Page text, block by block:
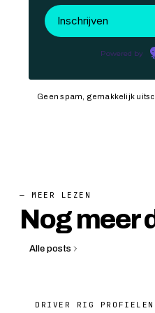
Powered by
Geen spam, gemakkelijk
— MEER LEZEN
Nog meer
Alle posts
DRIVER RIG PROFIELEN